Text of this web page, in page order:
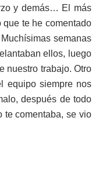
y demás… El más
te he comentado
semanas
ellos, luego
nuestro trabajo. Otro
equipo siempre nos
después de todo
te comentaba, se vio